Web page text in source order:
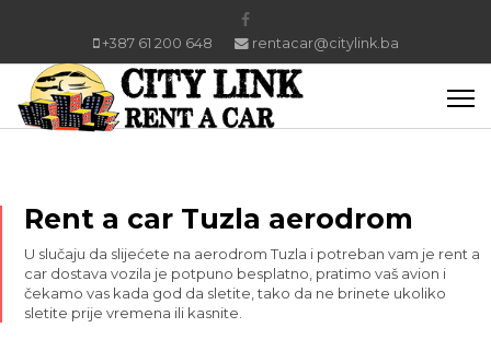
+387 61 200 648 rentacar@citylink.ba
Rent a car Tuzla aerodrom
U slučaju da slijećete na aerodrom Tuzla i potreban vam je rent a
car dostava vozila je potpuno besplatno, pratimo vaš avion i
čekamo vas kada god da sletite, tako da ne brinete ukoliko
sletite prije vremena ili kasnite.